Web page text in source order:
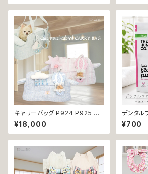
ドッグウエア 犬 猫 ペット 服 犬
犬 濡れ防止 汚れ防止 返品交換
不可
ドッグウ
の洋服
の子 小
料無料
キャリーバッグ P924 P925 キ
ャリーケース ショルダーバッグ
ボストンバッグ お出掛け 散歩
旅行 避難用 防災 犬 猫 ペット
¥18,000
デンタル
ごフレー
E
ちごフ
¥700